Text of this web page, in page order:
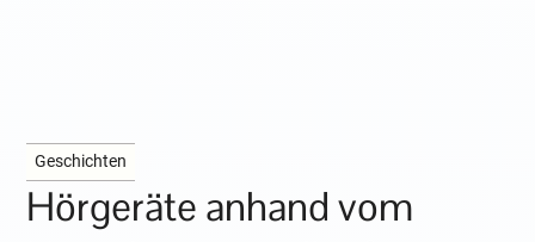
Geschichten
Hörgeräte anhand vom